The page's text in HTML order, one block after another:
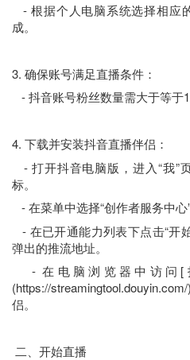
- 根据个人电脑系统选择相应
成。
3. 确保账号满足直播条件：
- 抖音账号粉丝数量需大于等于
4. 下载并安装抖音直播伴侣：
- 打开抖音电脑版，进入“我”
标。
- 在菜单中选择“创作者服务中心”
- 在已开通能力列表下点击“开
弹出的推流地址。
- 在电脑浏览器中访问[
(https://
侣。
二、开始直播